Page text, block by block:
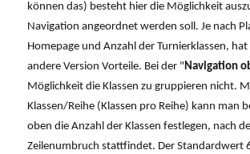
können das) besteht hier die Möglichkeit
Navigation angeordnet werden soll. Je nach
Homepage und Anzahl der Turnierklassen,
andere Version Vorteile. Bei der "Navigation
Möglichkeit die Klassen zu gruppieren nicht.
Klassen/Reihe (Klassen pro Reihe) kann man
oben die Anzahl der Klassen festlegen, nach
Zeilenumbruch stattfindet. Der Standardwert